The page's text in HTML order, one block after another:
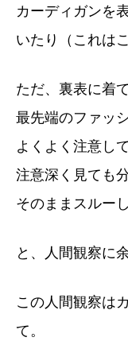
カーディガンを
いたり（これは
ただ、裏表に着
最先端のファッ
よくよく注意し
注意深く見ても
そのままスルー
と、人間観察に
この人間観察は
て。